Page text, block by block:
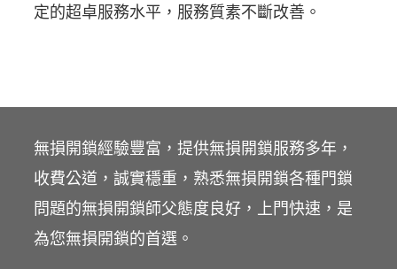
定的超卓服務水平，服務質素不斷改善。
無損開鎖經驗豐富，提供無損開鎖服務多年，
收費公道，誠實穩重，熟悉無損開鎖各種門鎖
問題的無損開鎖師父態度良好，上門快速，是
為您無損開鎖的首選。